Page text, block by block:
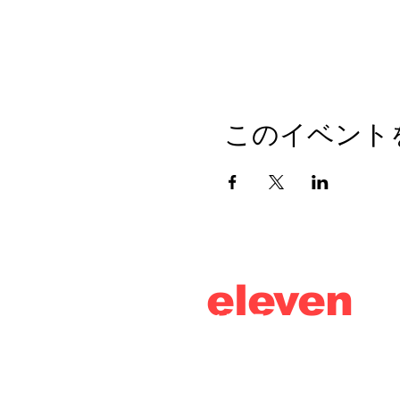
このイベント
eleven
thirty